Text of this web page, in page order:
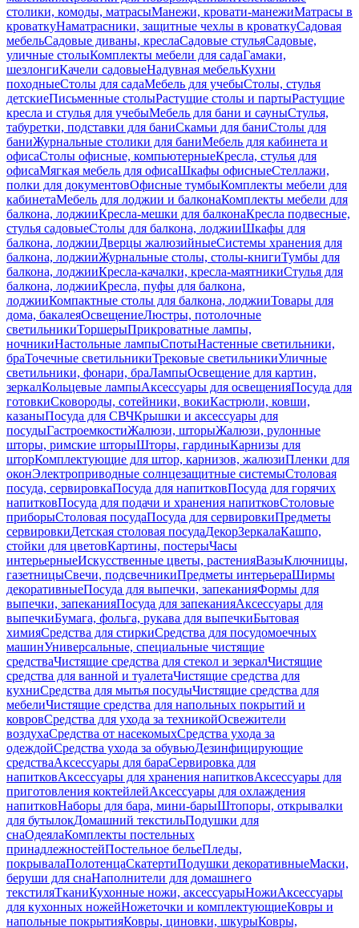
столики, комоды, матрасыМанежи, кровати-манежиМатрасы в
кроваткуНаматрасники, защитные чехлы в кроваткуСадовая
мебельСадовые диваны, креслаСадовые стульяСадовые,
уличные столыКомплекты мебели для садаГамаки,
шезлонгиКачели садовыеНадувная мебельКухни
походныеСтолы для садаМебель для учебыСтолы, стулья
детскиеПисьменные столыРастущие столы и партыРастущие
кресла и стулья для учебыМебель для бани и сауныСтулья,
табуретки, подставки для баниСкамьи для баниСтолы для
баниЖурнальные столики для баниМебель для кабинета и
офисаСтолы офисные, компьютерныеКресла, стулья для
офисаМягкая мебель для офисаШкафы офисныеСтеллажи,
полки для документовОфисные тумбыКомплекты мебели для
кабинетаМебель для лоджии и балконаКомплекты мебели для
балкона, лоджииКресла-мешки для балконаКресла подвесные,
стулья садовыеСтолы для балкона, лоджииШкафы для
балкона, лоджииДверцы жалюзийныеСистемы хранения для
балкона, лоджииЖурнальные столы, столы-книгиТумбы для
балкона, лоджииКресла-качалки, кресла-маятникиСтулья для
балкона, лоджииКресла, пуфы для балкона,
лоджииКомпактные столы для балкона, лоджииТовары для
дома, бакалеяОсвещениеЛюстры, потолочные
светильникиТоршерыПрикроватные лампы,
ночникиНастольные лампыСпотыНастенные светильники,
браТочечные светильникиТрековые светильникиУличные
светильники, фонари, браЛампыОсвещение для картин,
зеркалКольцевые лампыАксессуары для освещенияПосуда для
готовкиСковороды, сотейники, вокиКастрюли, ковши,
казаныПосуда для СВЧКрышки и аксессуары для
посудыГастроемкостиЖалюзи, шторыЖалюзи, рулонные
шторы, римские шторыШторы, гардиныКарнизы для
шторКомплектующие для штор, карнизов, жалюзиПленки для
оконЭлектроприводные солнцезащитные системыСтоловая
посуда, сервировкаПосуда для напитковПосуда для горячих
напитковПосуда для подачи и хранения напитковСтоловые
приборыСтоловая посудаПосуда для сервировкиПредметы
сервировкиДетская столовая посудаДекорЗеркалаКашпо,
стойки для цветовКартины, постерыЧасы
интерьерныеИскусственные цветы, растенияВазыКлючницы,
газетницыСвечи, подсвечникиПредметы интерьераШирмы
декоративныеПосуда для выпечки, запеканияФормы для
выпечки, запеканияПосуда для запеканияАксессуары для
выпечкиБумага, фольга, рукава для выпечкиБытовая
химияСредства для стиркиСредства для посудомоечных
машинУниверсальные, специальные чистящие
средстваЧистящие средства для стекол и зеркалЧистящие
средства для ванной и туалетаЧистящие средства для
кухниСредства для мытья посудыЧистящие средства для
мебелиЧистящие средства для напольных покрытий и
ковровСредства для ухода за техникойОсвежители
воздухаСредства от насекомыхСредства ухода за
одеждойСредства ухода за обувьюДезинфицирующие
средстваАксессуары для бараСервировка для
напитковАксессуары для хранения напитковАксессуары для
приготовления коктейлейАксессуары для охлаждения
напитковНаборы для бара, мини-барыШтопоры, открывалки
для бутылокДомашний текстильПодушки для
снаОдеялаКомплекты постельных
принадлежностейПостельное бельеПледы,
покрывалаПолотенцаСкатертиПодушки декоративныеМаски,
беруши для снаНаполнители для домашнего
текстиляТканиКухонные ножи, аксессуарыНожиАксессуары
для кухонных ножейНожеточки и комплектующиеКовры и
напольные покрытияКовры, циновки, шкурыКовры,